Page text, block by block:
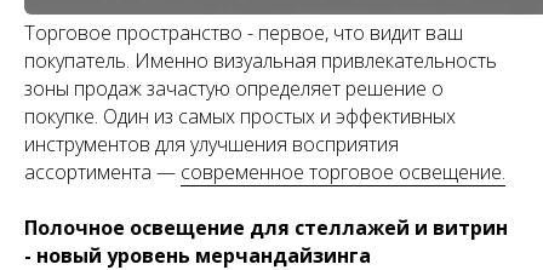
Торговое пространство - первое, что видит ваш
покупатель. Именно визуальная привлекательность
зоны продаж зачастую определяет решение о
покупке. Один из самых простых и эффективных
инструментов для улучшения восприятия
ассортимента — современное торговое освещение.
Полочное освещение для стеллажей и витрин
- новый уровень мерчандайзинга